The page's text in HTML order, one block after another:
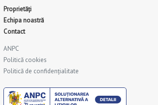
Proprietăți
Echipa noastră
Contact
ANPC
Politică cookies
Politică de confidențialitate